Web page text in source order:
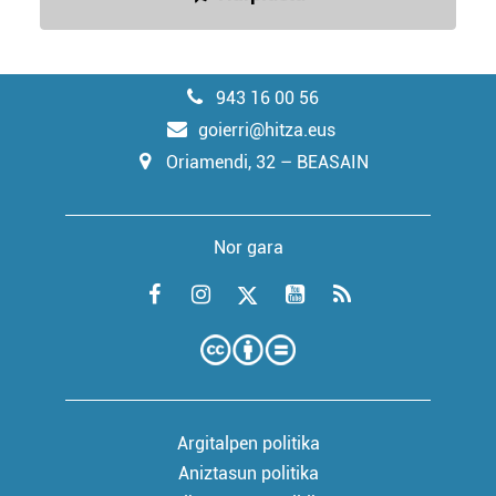
943 16 00 56
goierri@hitza.eus
Oriamendi, 32 – BEASAIN
Nor gara
Argitalpen politika
Aniztasun politika